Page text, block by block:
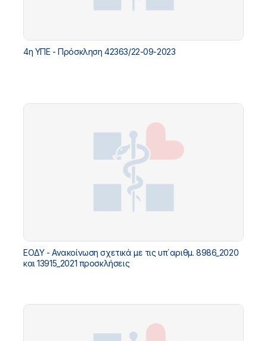
4η ΥΠΕ - Πρόσκληση 42363/22-09-2023
ΕΟΔΥ - Ανακοίνωση σχετικά με τις υπ΄αριθμ. 8986_2020
και 13915_2021 προσκλήσεις